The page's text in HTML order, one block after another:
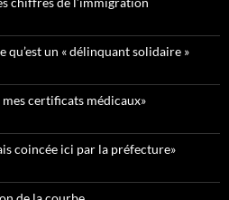
qu’est un « délinquant solidaire »
mes certificats médicaux»
coincée ici par la préfecture»